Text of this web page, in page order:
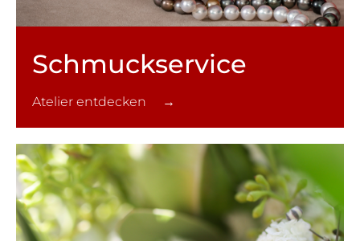
Schmuck­service
Atelier entdecken →